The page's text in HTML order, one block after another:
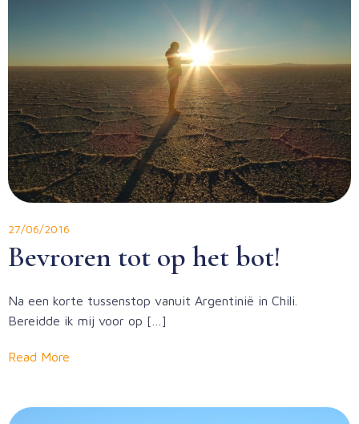
27/06/2016
Bevroren tot op het bot!
Na een korte tussenstop vanuit Argentinië in Chili.
Bereidde ik mij voor op […]
Read More